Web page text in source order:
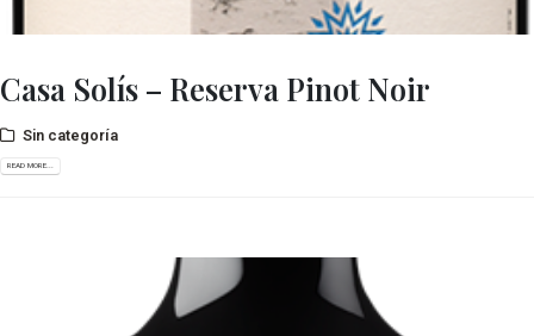
Casa Solís – Reserva Pinot Noir
Sin categoría
READ MORE...